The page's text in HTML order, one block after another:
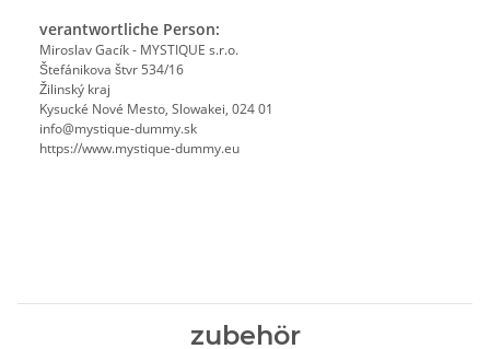
verantwortliche Person:
Miroslav Gacík - MYSTIQUE s.r.o.
Štefánikova štvr 534/16
Žilinský kraj
Kysucké Nové Mesto, Slowakei, 024 01
info@mystique-dummy.sk
https://www.mystique-dummy.eu
zubehör